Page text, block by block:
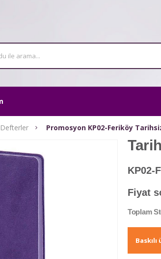
Promosyon KP02-Feriköy
KP02-
Fiyat
Toplam